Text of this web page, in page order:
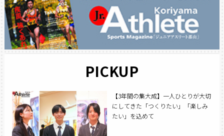
PICKUP
【3年間の集大成】一人ひとりが大切
にしてきた「つくりたい」「楽しみ
たい」を込めて